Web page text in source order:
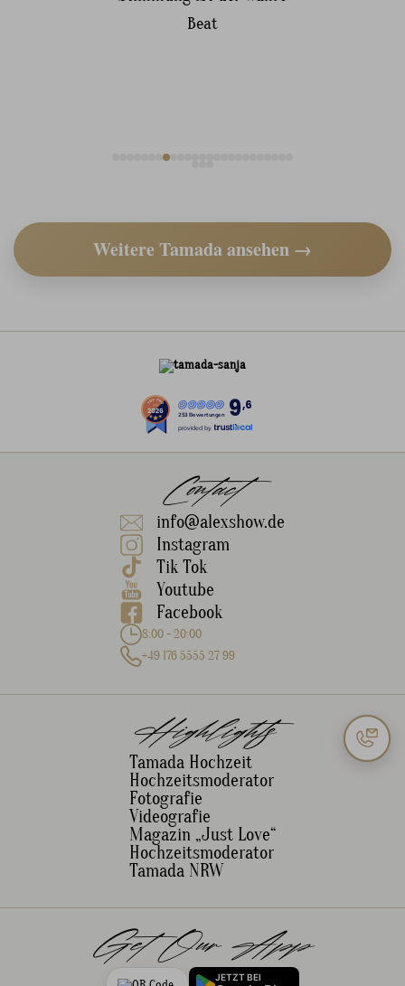
Beat
Weitere Tamada ansehen →
253 Bewertungen 9,6
provided by
Contact
info@alexshow.de
Instagram
Tik Tok
Youtube
Facebook
8:00 - 20:00
+49 176 5555 27 99
Highlights
Tamada Hochzeit
Hochzeitsmoderator
Fotografie
Videografie
Magazin „Just Love“
Hochzeitsmoderator
Tamada NRW
Get Our App
JETZT BEI